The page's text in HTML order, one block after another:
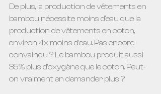
De plus, la production de vêtements en
bambou nécessite moins d'eau que la
production de vêtements en coton,
environ 4x moins d’eau. Pas encore
convaincu ? Le bambou produit aussi
35% plus d’oxygène que le coton. Peut-
on vraiment en demander plus ?